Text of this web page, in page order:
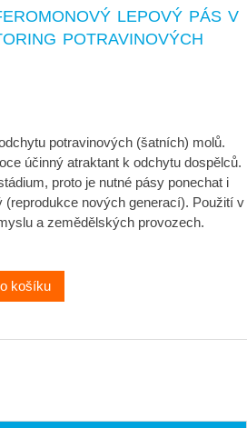
lepový pás v
potravinových
potravinových (šatních) molů.
účinný atraktant k odchytu dospělců.
proto je nutné pásy ponechat i
nových generací). Použití v
a zemědělských provozech.
košíku